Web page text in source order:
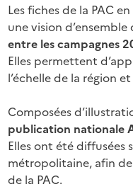
Les fiches de la PAC
une vision d’ensemble
entre les campagnes
Elles permettent
l’échelle de la région
Composées
publication nationale
Elles ont été diffusées
métropolitaine, afin
de la PAC.